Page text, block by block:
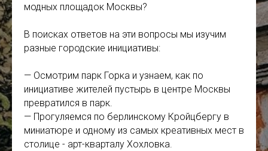
модных площадок Москвы?
В поисках ответов на эти вопросы мы изучим
разные городские инициативы:
— Осмотрим парк Горка и узнаем, как по
инициативе жителей пустырь в центре Москвы
превратился в парк.
— Прогуляемся по берлинскому Кройцбергу в
миниатюре и одному из самых креативных мест в
столице - арт-кварталу Хохловка.